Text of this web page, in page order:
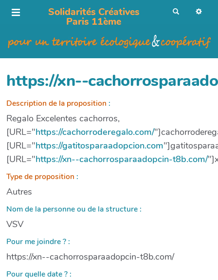
Solidarités Créatives
Paris 11ème
r
https://xn--
Description de la proposition :
Regalo Excelentes cachorros,
[URL="https://cachorroderegalo.com/
[URL="https://gatitosparaadopcion.com
[URL="https://xn--cachorrosparaadopcin-t8b.com/
Type de proposition :
Autres
Nom de la personne ou de la structure :
VSV
Pour me joindre ? :
https://xn--cachorrosparaadopcin-t8b.com/
Pour quelle date ? :